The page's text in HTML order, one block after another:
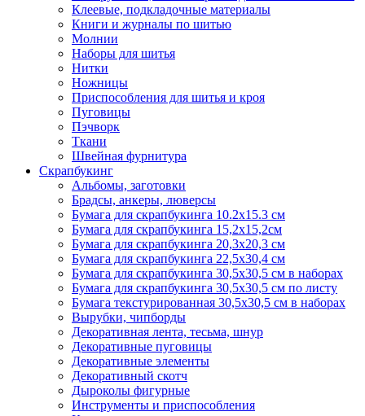
Клеевые, подкладочные материалы
Книги и журналы по шитью
Молнии
Наборы для шитья
Нитки
Ножницы
Приспособления для шитья и кроя
Пуговицы
Пэчворк
Ткани
Швейная фурнитура
Скрапбукинг
Альбомы, заготовки
Брадсы, анкеры, люверсы
Бумага для скрапбукинга 10.2х15.3 см
Бумага для скрапбукинга 15,2х15,2см
Бумага для скрапбукинга 20,3х20,3 см
Бумага для скрапбукинга 22,5х30,4 см
Бумага для скрапбукинга 30,5х30,5 см в наборах
Бумага для скрапбукинга 30,5х30,5 см по листу
Бумага текстурированная 30,5х30,5 см в наборах
Вырубки, чипборды
Декоративная лента, тесьма, шнур
Декоративные пуговицы
Декоративные элементы
Декоративный скотч
Дыроколы фигурные
Инструменты и приспособления